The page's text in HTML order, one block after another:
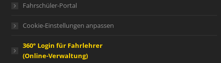
Fahrschüler-Portal
Cookie-Einstellungen anpassen
360° Login für Fahrlehrer
(Online-Verwaltung)